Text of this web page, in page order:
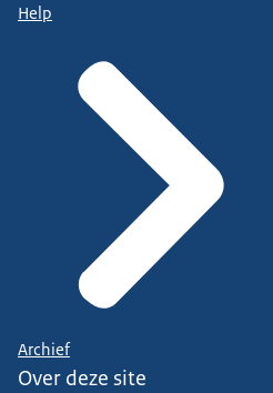
Help
Archief
Over deze site